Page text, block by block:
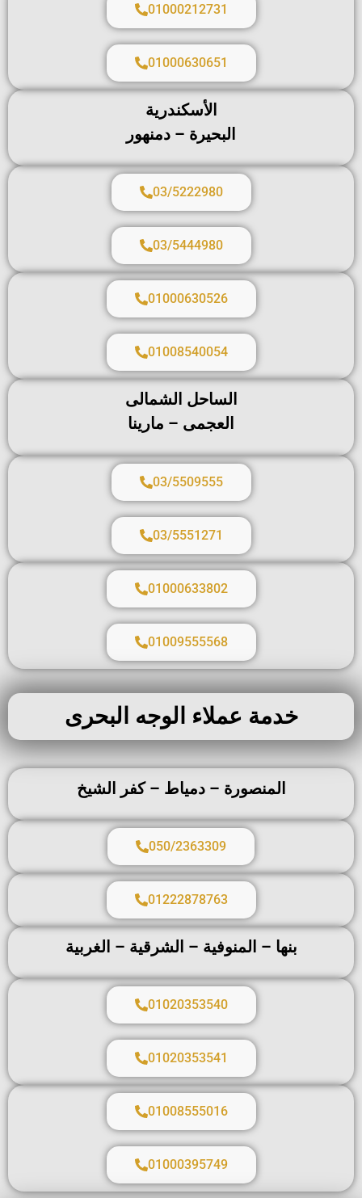
01000212731
01000630651
الأسكندرية
البحيرة – دمنهور
03/5222980
03/5444980
01000630526
01008540054
الساحل الشمالى
العجمى – مارينا
03/5509555
03/5551271
01000633802
01009555568
خدمة عملاء الوجه البحرى
المنصورة – دمياط – كفر الشيخ
050/2363309
01222878763
بنها – المنوفية – الشرقية – الغربية
01020353540
01020353541
01008555016
01000395749